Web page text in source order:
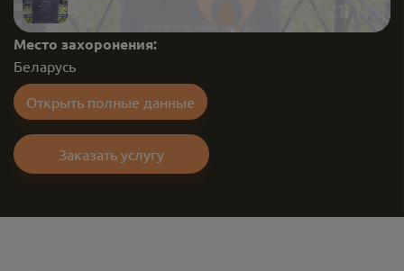
Место захоронения:
Беларусь
Открыть полные данные
Заказать услугу